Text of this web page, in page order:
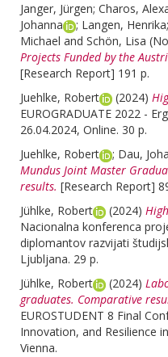
Janger, Jürgen; Charos,
Johanna
; Langen, Henrika
Michael and Schön, Lisa
Projects Funded by the
[Research Report] 191 p.
Juehlke, Robert
(2024)
EUROGRADUATE 2022 -
26.04.2024, Online. 30 p.
Juehlke, Robert
; Dau,
Mundus Joint Master
results. [Research Report]
Jühlke, Robert
(2024)
Nacionalna konferenca
diplomantov razvijati
Ljubljana. 29 p.
Jühlke, Robert
(2024)
graduates. Comparative
EUROSTUDENT 8 Final
Innovation, and Resilience
Vienna.